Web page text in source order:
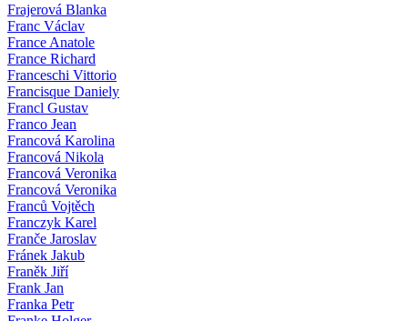
Frajerová Blanka
Franc Václav
France Anatole
France Richard
Franceschi Vittorio
Francisque Daniely
Francl Gustav
Franco Jean
Francová Karolina
Francová Nikola
Francová Veronika
Francová Veronika
Franců Vojtěch
Franczyk Karel
Franče Jaroslav
Fránek Jakub
Franěk Jiří
Frank Jan
Franka Petr